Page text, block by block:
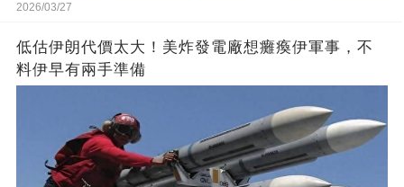
2026/03/27
低估伊朗代價太大！美炸發電廠想癱瘓伊軍事，不
料伊早有兩手準備